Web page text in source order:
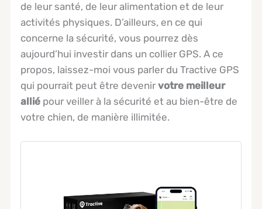
de leur santé, de leur alimentation et de leur
activités physiques. D’ailleurs, en ce qui
concerne la sécurité, vous pourrez dès
aujourd’hui investir dans un collier GPS. A ce
propos, laissez-moi vous parler du Tractive GPS
qui pourrait peut être devenirvotre meilleur
allié pour veiller à la sécurité et au bien-être de
votre chien, de manière illimitée.